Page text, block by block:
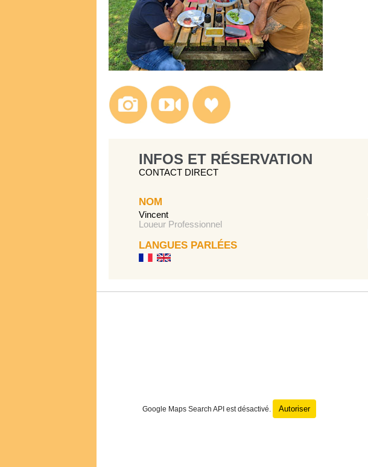
INFOS ET RÉSERVATION
CONTACT DIRECT
NOM
Vincent
Loueur Professionnel
LANGUES PARLÉES
Google Maps Search API est désactivé. Autoriser